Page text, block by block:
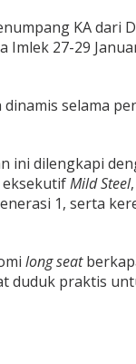
KA dari
Imlek 27-29
selama
ini dilengkapi
Mild Steel
1, serta
long seat
duduk praktis